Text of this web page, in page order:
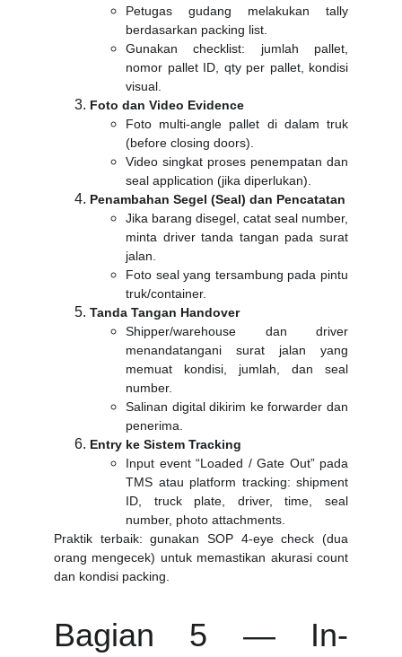
Petugas gudang melakukan tally
berdasarkan packing list.
Gunakan checklist: jumlah pallet,
nomor pallet ID, qty per pallet, kondisi
visual.
Foto dan Video Evidence
Foto multi-angle pallet di dalam truk
(before closing doors).
Video singkat proses penempatan dan
seal application (jika diperlukan).
Penambahan Segel (Seal) dan Pencatatan
Jika barang disegel, catat seal number,
minta driver tanda tangan pada surat
jalan.
Foto seal yang tersambung pada pintu
truk/container.
Tanda Tangan Handover
Shipper/warehouse dan driver
menandatangani surat jalan yang
memuat kondisi, jumlah, dan seal
number.
Salinan digital dikirim ke forwarder dan
penerima.
Entry ke Sistem Tracking
Input event “Loaded / Gate Out” pada
TMS atau platform tracking: shipment
ID, truck plate, driver, time, seal
number, photo attachments.
Praktik terbaik: gunakan SOP 4-eye check (dua
orang mengecek) untuk memastikan akurasi count
dan kondisi packing.
Bagian 5 — In-